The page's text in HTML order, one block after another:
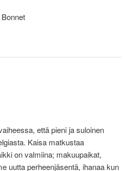
että pieni ja suloinen
Kaisa matkustaa
on valmiina; makuupaikat,
uutta perheenjäsentä, ihanaa kun